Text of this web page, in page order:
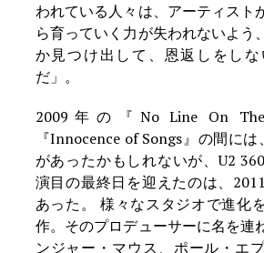
われている人々は、アーティスト
ら育っていく力が失われないよう
か見つけ出して、恩返しをし
だ」。
2009年の『No Line On
『Innocence of Songs』の間に
があったかもしれないが、U2
演目の最終日を迎えたのは、
あった。 様々なスタジオで進化
作。そのプロデューサーに名を連
ンジャー・マウス、ポール・エ